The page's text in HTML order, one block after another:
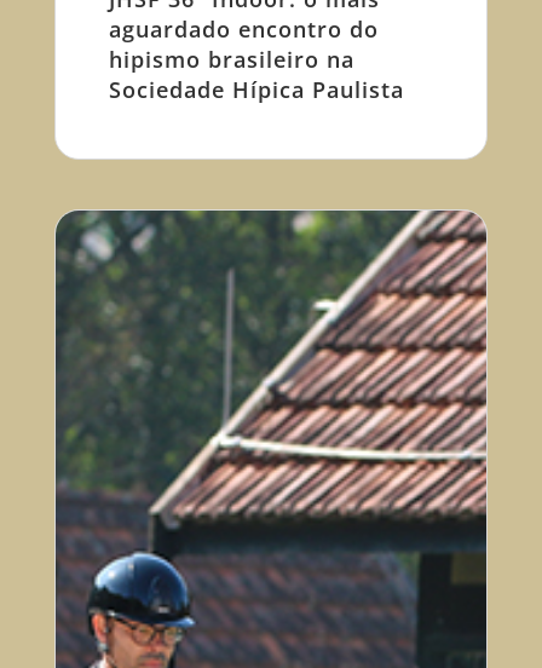
aguardado encontro do
hipismo brasileiro na
Sociedade Hípica Paulista